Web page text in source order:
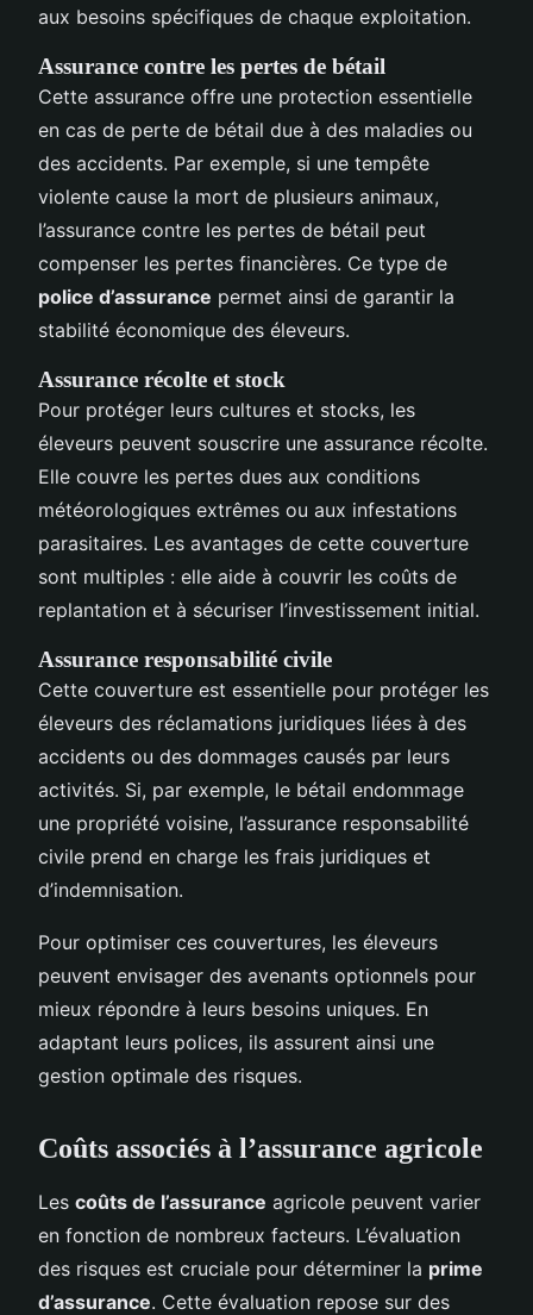
aux besoins spécifiques de chaque exploitation.
Assurance contre les pertes de bétail
Cette assurance offre une protection essentielle
en cas de perte de bétail due à des maladies ou
des accidents. Par exemple, si une tempête
violente cause la mort de plusieurs animaux,
l’assurance contre les pertes de bétail peut
compenser les pertes financières. Ce type de
police d’assurance permet ainsi de garantir la
stabilité économique des éleveurs.
Assurance récolte et stock
Pour protéger leurs cultures et stocks, les
éleveurs peuvent souscrire une assurance récolte.
Elle couvre les pertes dues aux conditions
météorologiques extrêmes ou aux infestations
parasitaires. Les avantages de cette couverture
sont multiples : elle aide à couvrir les coûts de
replantation et à sécuriser l’investissement initial.
Assurance responsabilité civile
Cette couverture est essentielle pour protéger les
éleveurs des réclamations juridiques liées à des
accidents ou des dommages causés par leurs
activités. Si, par exemple, le bétail endommage
une propriété voisine, l’assurance responsabilité
civile prend en charge les frais juridiques et
d’indemnisation.
Pour optimiser ces couvertures, les éleveurs
peuvent envisager des avenants optionnels pour
mieux répondre à leurs besoins uniques. En
adaptant leurs polices, ils assurent ainsi une
gestion optimale des risques.
Coûts associés à l’assurance agricole
Les coûts de l’assurance agricole peuvent varier
en fonction de nombreux facteurs. L’évaluation
des risques est cruciale pour déterminer la prime
d’assurance. Cette évaluation repose sur des